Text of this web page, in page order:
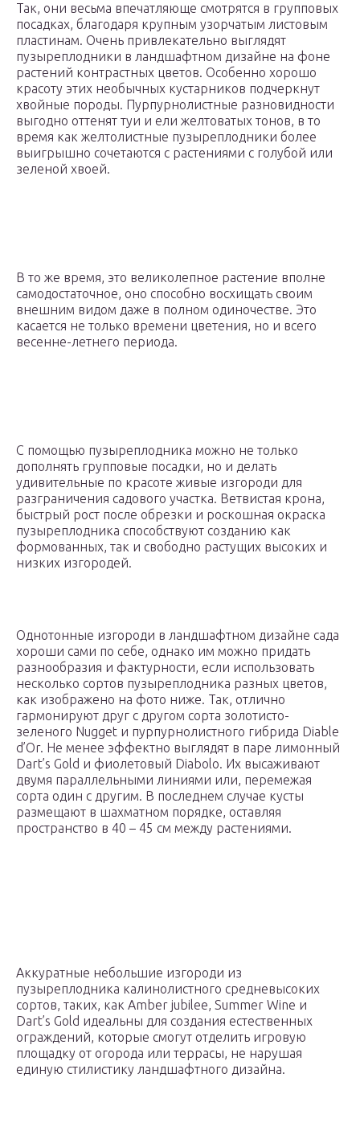
Так, они весьма впечатляюще смотрятся в групповых
посадках, благодаря крупным узорчатым листовым
пластинам. Очень привлекательно выглядят
пузыреплодники в ландшафтном дизайне на фоне
растений контрастных цветов. Особенно хорошо
красоту этих необычных кустарников подчеркнут
хвойные породы. Пурпурнолистные разновидности
выгодно оттенят туи и ели желтоватых тонов, в то
время как желтолистные пузыреплодники более
выигрышно сочетаются с растениями с голубой или
зеленой хвоей.
В то же время, это великолепное растение вполне
самодостаточное, оно способно восхищать своим
внешним видом даже в полном одиночестве. Это
касается не только времени цветения, но и всего
весенне-летнего периода.
С помощью пузыреплодника можно не только
дополнять групповые посадки, но и делать
удивительные по красоте живые изгороди для
разграничения садового участка. Ветвистая крона,
быстрый рост после обрезки и роскошная окраска
пузыреплодника способствуют созданию как
формованных, так и свободно растущих высоких и
низких изгородей.
Однотонные изгороди в ландшафтном дизайне сада
хороши сами по себе, однако им можно придать
разнообразия и фактурности, если использовать
несколько сортов пузыреплодника разных цветов,
как изображено на фото ниже. Так, отлично
гармонируют друг с другом сорта золотисто-
зеленого Nugget и пурпурнолистного гибрида Diable
d’Or. Не менее эффектно выглядят в паре лимонный
Dart’s Gold и фиолетовый Diabolo. Их высаживают
двумя параллельными линиями или, перемежая
сорта один с другим. В последнем случае кусты
размещают в шахматном порядке, оставляя
пространство в 40 – 45 см между растениями.
Аккуратные небольшие изгороди из
пузыреплодника калинолистного средневысоких
сортов, таких, как Amber jubilee, Summer Wine и
Dart’s Gold идеальны для создания естественных
ограждений, которые смогут отделить игровую
площадку от огорода или террасы, не нарушая
единую стилистику ландшафтного дизайна.